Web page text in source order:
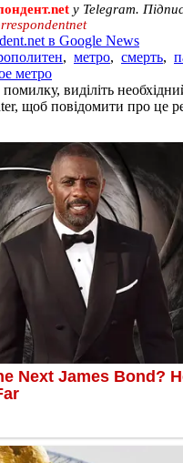
у Telegram.
в Google News
, метро, смерть,
метро
виділіть
щоб повідомити про це